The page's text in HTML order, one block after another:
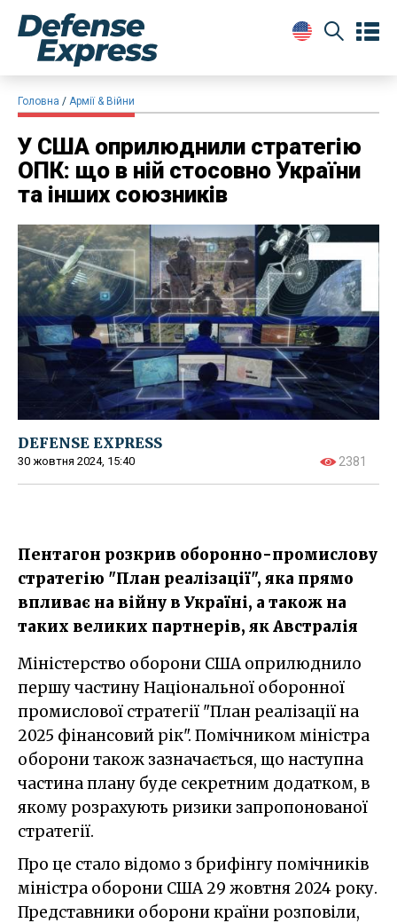
Головна Армії & Війни
У США оприлюднили стратегію
ОПК: що в ній стосовно України
та інших союзників
DEFENSE EXPRESS
30 жовтня 2024, 15:40 2381
Пентагон розкрив оборонно-промислову
стратегію "План реалізації", яка прямо
впливає на війну в Україні, а також на
таких великих партнерів, як Австралія
Міністерство оборони США оприлюднило
першу частину Національної оборонної
промислової стратегії "План реалізації на
2025 фінансовий рік". Помічником міністра
оборони також зазначається, що наступна
частина плану буде секретним додатком, в
якому розрахують ризики запропонованої
стратегії.
Про це стало відомо з брифінгу помічників
міністра оборони США 29 жовтня 2024 року.
Представники оборони країни розповіли,